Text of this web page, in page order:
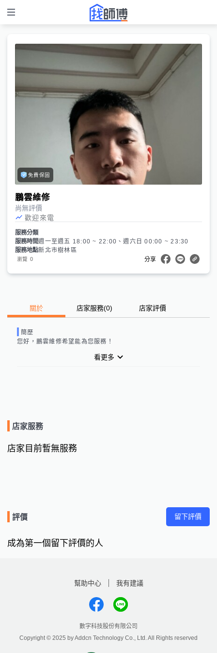
免費保固
鵬雲維修
尚無評價
歡迎來電
服務分類
服務時間週一至週五 18:00 ~ 22:00、週六日 00:00 ~ 23:30
服務地點新北市樹林區
瀏覽 0 分享
關於 店家服務(0) 店家評價
簡歷
您好， 鵬雲維修希望能為您服務！
看更多
店家服務
店家目前暫無服務
評價 留下評價
成為第一個留下評價的人
幫助中心 我有建議
數字科技股份有限公司
Copyright © 2025 by Addcn Technology Co., Ltd. All Rights reserved